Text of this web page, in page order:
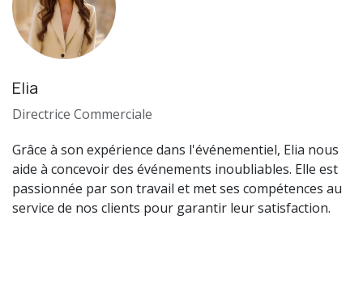
Elia
Directrice Commerciale
Grâce à son expérience dans l'événementiel, Elia nous
aide à concevoir des événements inoubliables. Elle est
passionnée par son travail et met ses compétences au
service de nos clients pour garantir leur satisfaction.